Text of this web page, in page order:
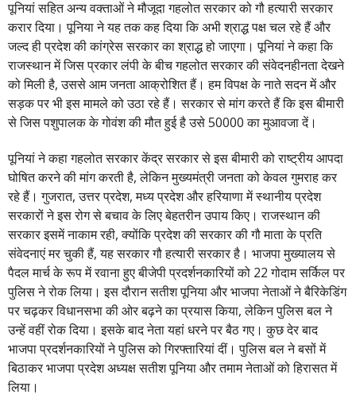
पूनियां सहित अन्य वक्ताओं ने मौजूदा गहलोत सरकार को गौ हत्यारी सरकार
करार दिया। पूनिया ने यह तक कह दिया कि अभी श्राद्ध पक्ष चल रहे हैं और
जल्द ही प्रदेश की कांग्रेस सरकार का श्राद्ध हो जाएगा। पूनियां ने कहा कि
राजस्थान में जिस प्रकार लंपी के बीच गहलोत सरकार की संवेदनहीनता देखने
को मिली है, उससे आम जनता आक्रोशित हैं। हम विपक्ष के नाते सदन में और
सड़क पर भी इस मामले को उठा रहे हैं। सरकार से मांग करते हैं कि इस बीमारी
से जिस पशुपालक के गोवंश की मौत हुई है उसे 50000 का मुआवजा दें।
पूनियां ने कहा गहलोत सरकार केंद्र सरकार से इस बीमारी को राष्ट्रीय आपदा
घोषित करने की मांग करती है, लेकिन मुख्यमंत्री जनता को केवल गुमराह कर
रहे हैं। गुजरात, उत्तर प्रदेश, मध्य प्रदेश और हरियाणा में स्थानीय प्रदेश
सरकारों ने इस रोग से बचाव के लिए बेहतरीन उपाय किए। राजस्थान की
सरकार इसमें नाकाम रही, क्योंकि प्रदेश की सरकार की गौ माता के प्रति
संवेदनाएं मर चुकी हैं, यह सरकार गौ हत्यारी सरकार है। भाजपा मुख्यालय से
पैदल मार्च के रूप में रवाना हुए बीजेपी प्रदर्शनकारियों को 22 गोदाम सर्किल पर
पुलिस ने रोक लिया। इस दौरान सतीश पूनिया और भाजपा नेताओं ने बैरिकेडिंग
पर चढ़कर विधानसभा की ओर बढ़ने का प्रयास किया, लेकिन पुलिस बल ने
उन्हें वहीं रोक दिया। इसके बाद नेता यहां धरने पर बैठ गए। कुछ देर बाद
भाजपा प्रदर्शनकारियों ने पुलिस को गिरफ्तारियां दीं। पुलिस बल ने बसों में
बिठाकर भाजपा प्रदेश अध्यक्ष सतीश पूनिया और तमाम नेताओं को हिरासत में
लिया।